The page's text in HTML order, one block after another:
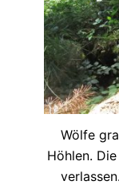
Wölfe
Höhlen.